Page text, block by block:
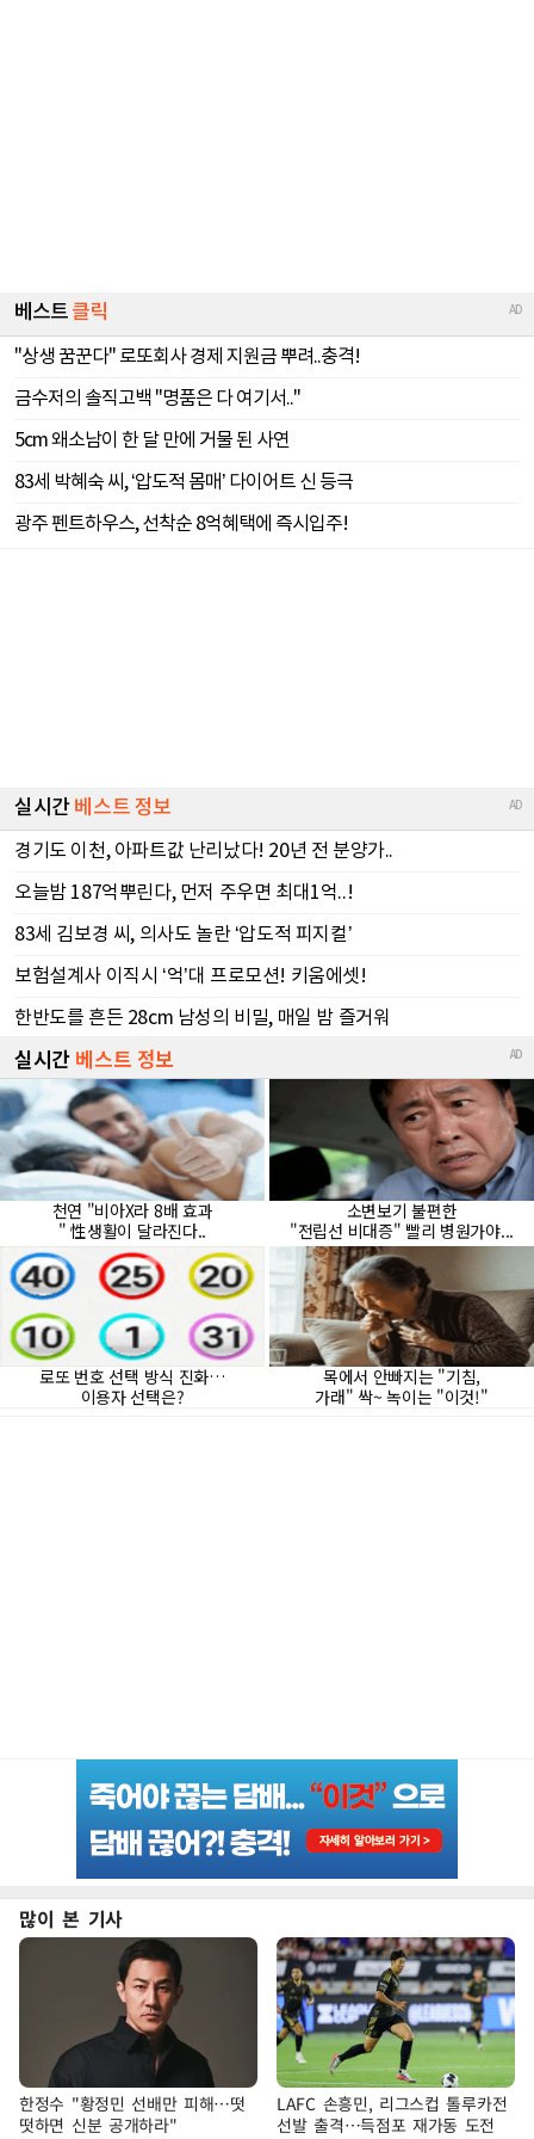
많이 본 기사
한정수 "황정민 선배만 피해…떳
떳하면 신분 공개하라"
LAFC 손흥민, 리그스컵 톨루카전
선발 출격…득점포 재가동 도전